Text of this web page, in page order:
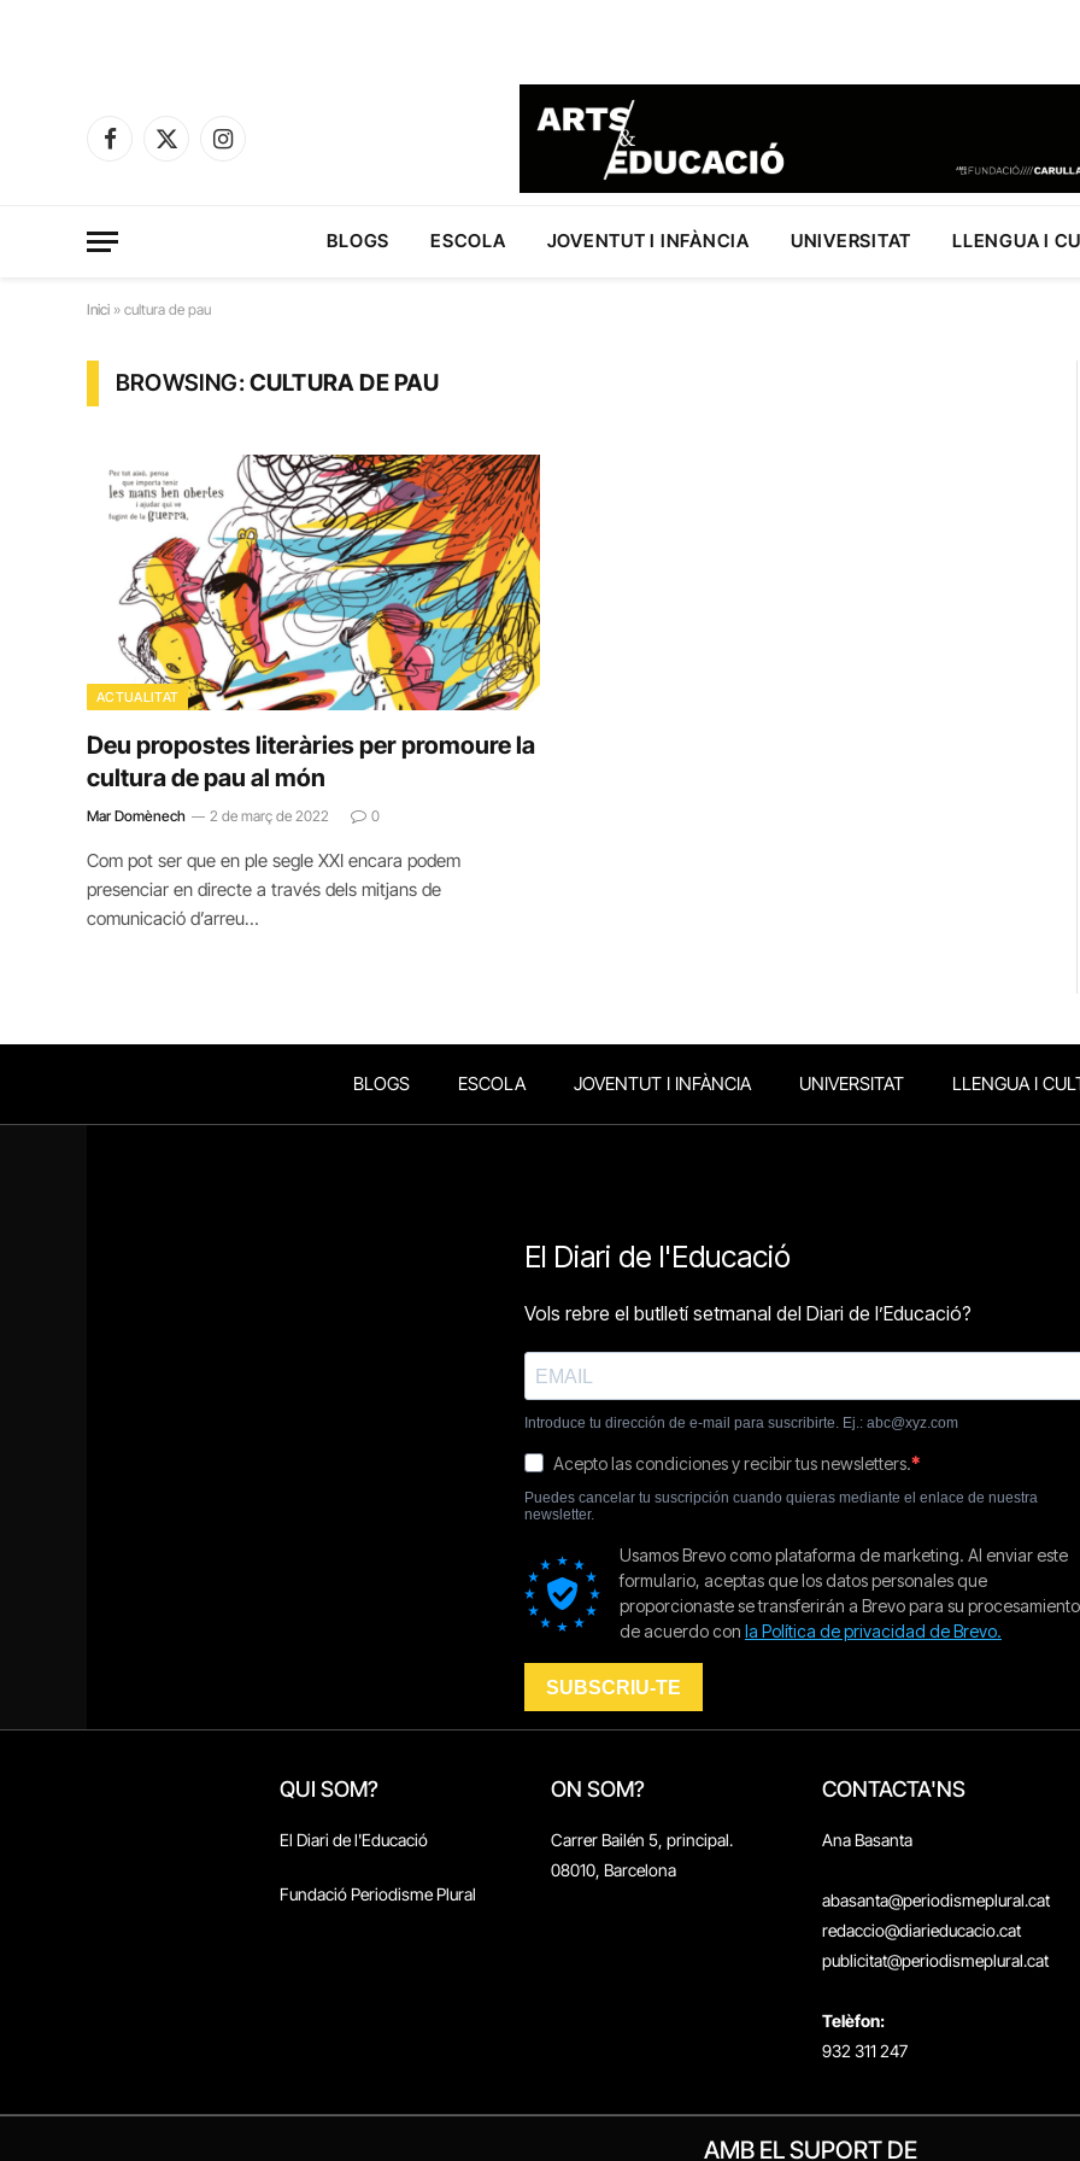
Facebook
X
Instagram
BLOGS ESCOLA JOVENTUT I INFÀNCIA UNIVERSITAT LLENGUA I
Inici » cultura de pau
BROWSING:CULTURA DE PAU
ACTUALITAT
Deu propostes literàries per promoure la
cultura de pau al món
Mar Domènech 2 de març de 2022 0
Com pot ser que en ple segle XXI encara podem
presenciar en directe a través dels mitjans de
comunicació d’arreu…
BLOGS ESCOLA JOVENTUT I INFÀNCIA UNIVERSITAT LLENGUA I
QUI SOM?
El Diari de l'Educació
Fundació Periodisme Plural
ON SOM?
Carrer Bailén 5, principal.
08010, Barcelona
CONTACTA'NS
Ana Basanta
abasanta@periodismeplural.cat
redaccio@diarieducacio.cat
publicitat@periodismeplural.cat
Telèfon:
932 311 247
AMB EL SUPORT DE